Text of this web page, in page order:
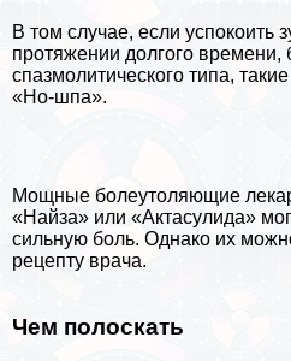
В том случае, если успокоить
протяжении долгого времени,
спазмолитического типа,
«Но-шпа».
Мощные болеутоляющие
«Найза» или «Актасулида»
сильную боль. Однако их
рецепту врача.
Чем полоскать